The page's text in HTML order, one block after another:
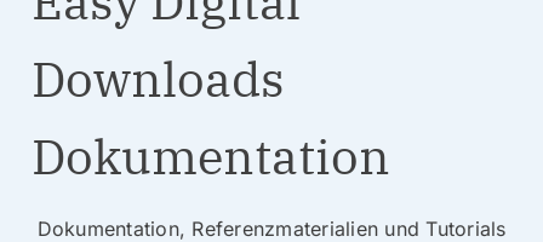
Downloads
Dokumentation
Dokumentation, Referenzmaterialien und Tutorials